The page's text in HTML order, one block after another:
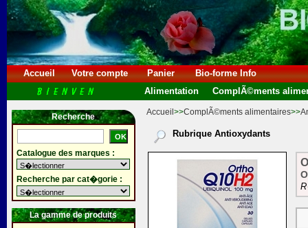
Accueil Votre compte Panier
Bio-forme Info
Alimentation
ComplÃ©ments
Recherche
Catalogue des marques :
Recherche par cat�gorie :
La gamme de produits
Accueil >>ComplÃ©ments alimentaires>>
Rubrique Antioxydants